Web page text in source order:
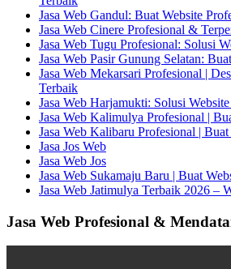
Jasa Web Gandul: Buat Website
Jasa Web Cinere Profesional &
Jasa Web Tugu Profesional: Solusi
Jasa Web Pasir Gunung Selatan:
Jasa Web Mekarsari Profesional |
Terbaik
Jasa Web Harjamukti: Solusi
Jasa Web Kalimulya Profesional |
Jasa Web Kalibaru Profesional |
Jasa Jos Web
Jasa Web Jos
Jasa Web Sukamaju Baru | Buat
Jasa Web Jatimulya Terbaik 2026 –
Jasa Web Profesional &